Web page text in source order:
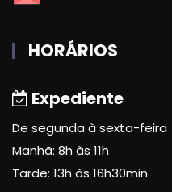
HORÁRIOS
Expediente
De segunda à sexta-feira
Manhã: 8h às 11h
Tarde: 13h às 16h30min